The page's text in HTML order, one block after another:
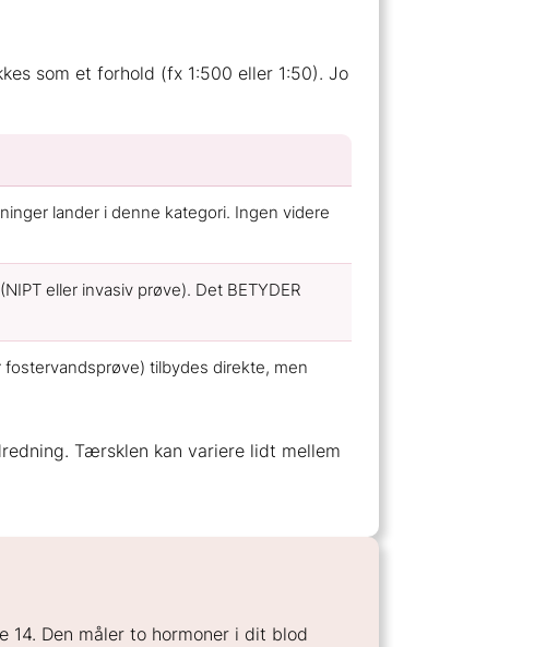
som et forhold (fx 1:500 eller 1:50). Jo
lander i denne kategori. Ingen videre
eller invasiv prøve). Det BETYDER
tilbydes direkte, men
Tærsklen kan variere lidt mellem
14. Den måler to hormoner i dit blod